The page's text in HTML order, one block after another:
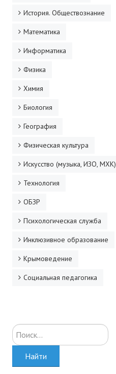
КОНТАКТЫ
История. Обществознание
Математика
Информатика
Физика
Химия
Биология
География
Физическая культура
Искусство (музыка, ИЗО, МХК)
Технология
ОБЗР
Психологическая служба
Инклюзивное образование
Крымоведение
Социальная педагогика
Искать...
Найти